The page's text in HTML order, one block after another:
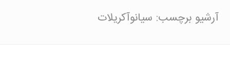
آرشیو برچسب: سیانوآکریلات